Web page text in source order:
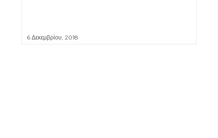
6 Δεκεμβρίου, 2018